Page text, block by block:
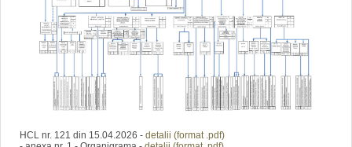
HCL nr. 121 din 15.04.2026 - detalii (format .pdf)